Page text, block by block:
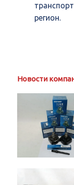
регион.
Новости